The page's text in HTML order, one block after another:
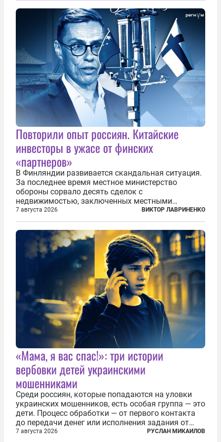
общего образования. Мотивировал он это тем,
Повторили опыт россиян. Китайские
инвесторы в ужасе от финских
«партнеров»
В Финляндии развивается скандальная ситуация.
За последнее время местное министерство
обороны сорвало десять сделок с
недвижимостью, заключенных местными
фирмами с китайским капиталом. Чиновники
заявили, что они могли заключаться с целью
создания в Финляндии шпионской сети, чтобы
следить за...
7 августа 2026 ВИКТОР ЛАВРИНЕНКО
«Мама, я вас спас!»: три истории
вербовки детей украинскими
мошенниками
Среди россиян, которые попадаются на уловки
украинских мошенников, есть особая группа — это
дети. Процесс обработки — от первого контакта
до передачи денег или исполнения задания от
кураторов может занять от двух часов до
7 августа 2026 РУСЛАН МИКАИЛОВ